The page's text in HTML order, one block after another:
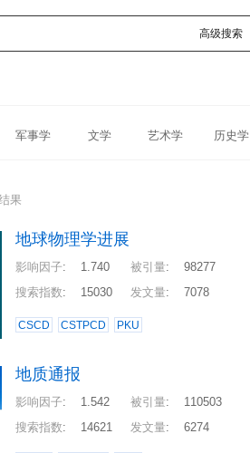
高级搜索
军事学 文学 艺术学 历史学
果
地球物理学进展
影响因子: 1.740 被引量:
98277
搜索指数: 15030 发文量: 7078
CSCD CSTPCD PKU
地质通报
影响因子: 1.542 被引量:
110503
搜索指数: 14621 发文量: 6274